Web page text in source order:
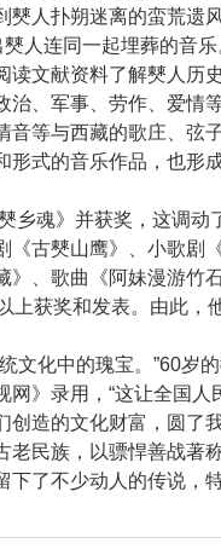
僰人扑朔迷离的蛮荒遗
人连同一起埋葬的音乐
文献资料了解僰人历
治、军事、劳作、爱情
音等与西藏的歌庄、弦
形式的音乐作品，也形
魂》并获奖，这调动
《古僰山鹰》、小歌剧
》、歌曲《阿妹漫游竹
上获奖和发表。由此，
化中的瑰宝。”60岁
》录用，“这让全国人
造的文化财富，圆了
民族，以骠悍善战著
了不少动人的传说，